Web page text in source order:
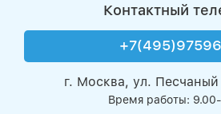
Контактный
г. Москва, ул.
Время работы: